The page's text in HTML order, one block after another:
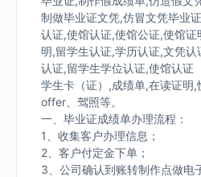
制做毕业证文凭,仿冒文凭毕业
认证,使馆认证,使馆公证,使馆
明,留学生认证,学历认证,文凭
认证,留学生学位认证,使馆认证
学生卡（证）,成绩单,在读证明,
offer、驾照等。
一、毕业证成绩单办理流程：
1、收集客户办理信息；
2、客户付定金下单；
3、公司确认到账转制作点做电